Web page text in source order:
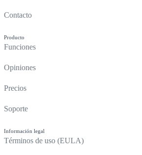
Contacto
Producto
Funciones
Opiniones
Precios
Soporte
Información legal
Términos de uso (EULA)